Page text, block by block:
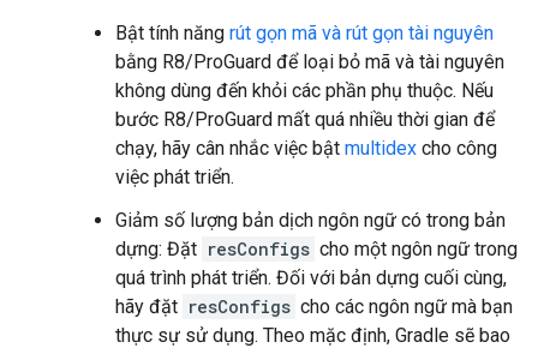
Bật tính năng rút gọn mã và rút gọn tài nguyên
bằng R8/ProGuard để loại bỏ mã và tài nguyên
không dùng đến khỏi các phần phụ thuộc. Nếu
bước R8/ProGuard mất quá nhiều thời gian để
chạy, hãy cân nhắc việc bật multidex cho công
việc phát triển.
Giảm số lượng bản dịch ngôn ngữ có trong bản
dựng: Đặt resConfigs cho một ngôn ngữ trong
quá trình phát triển. Đối với bản dựng cuối cùng,
hãy đặt resConfigs cho các ngôn ngữ mà bạn
thực sự sử dụng. Theo mặc định, Gradle sẽ bao